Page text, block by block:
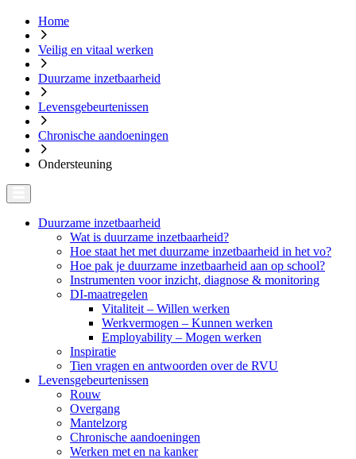
Home
Veilig en vitaal werken
Duurzame inzetbaarheid
Levensgebeurtenissen
Chronische aandoeningen
Ondersteuning
Duurzame inzetbaarheid
Wat is duurzame inzetbaarheid?
Hoe staat het met duurzame inzetbaarheid in het vo?
Hoe pak je duurzame inzetbaarheid aan op school?
Instrumenten voor inzicht, diagnose & monitoring
DI-maatregelen
Vitaliteit – Willen werken
Werkvermogen – Kunnen werken
Employability – Mogen werken
Inspiratie
Tien vragen en antwoorden over de RVU
Levensgebeurtenissen
Rouw
Overgang
Mantelzorg
Chronische aandoeningen
Werken met en na kanker